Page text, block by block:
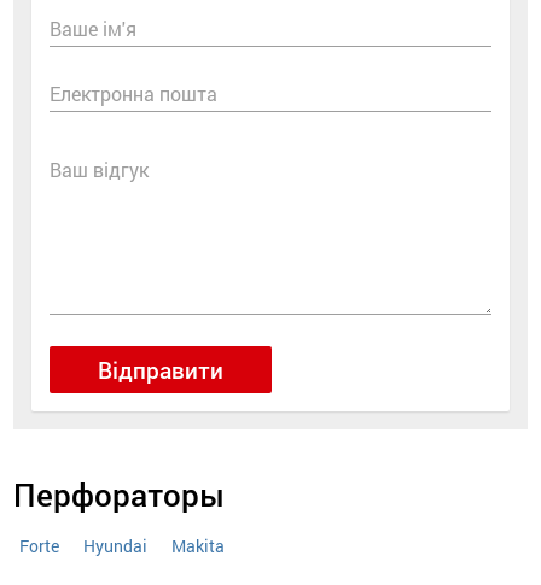
Ваше ім'я
Електронна пошта
Ваш відгук
Відправити
Перфораторы
Forte Hyundai Makita